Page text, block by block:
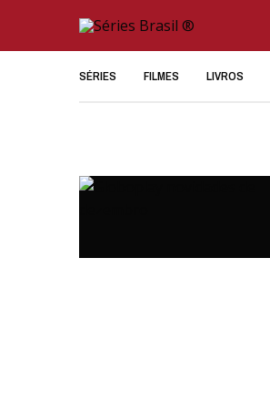
SÉRIES FILMES LIVROS